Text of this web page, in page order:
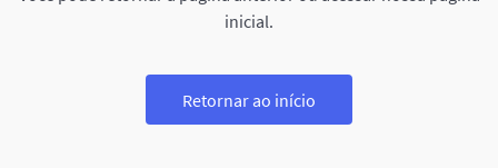
inicial.
Retornar ao início